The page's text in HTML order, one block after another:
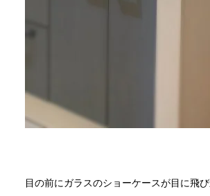
目の前にガラスのショーケースが目に飛び